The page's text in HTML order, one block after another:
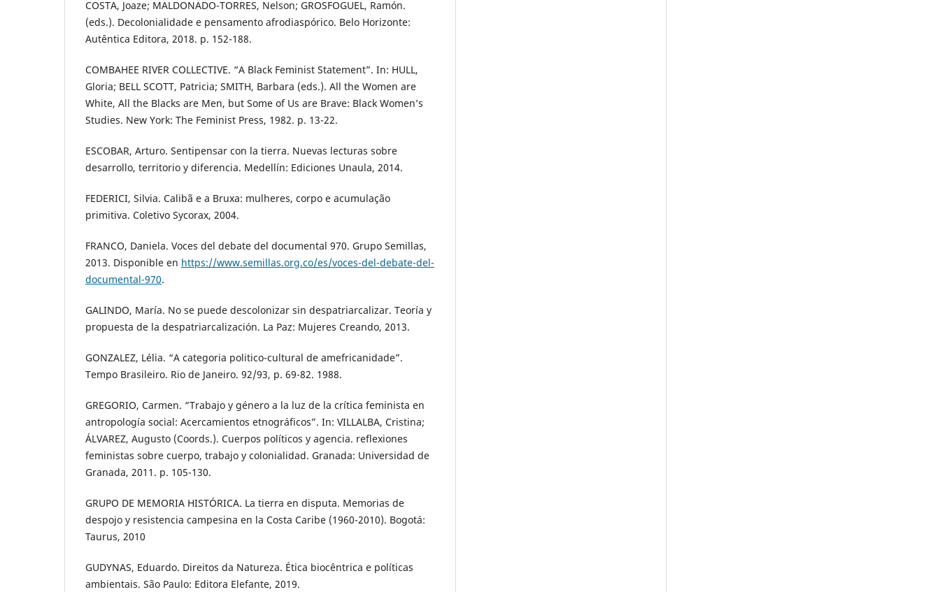
COSTA, Joaze; MALDONADO-TORRES, Nelson; GROSFOGUEL, Ramón.
(eds.). Decolonialidade e pensamento afrodiaspórico. Belo Horizonte:
Autêntica Editora, 2018. p. 152-188.
COMBAHEE RIVER COLLECTIVE. “A Black Feminist Statement”. In: HULL,
Gloria; BELL SCOTT, Patricia; SMITH, Barbara (eds.). All the Women are
White, All the Blacks are Men, but Some of Us are Brave: Black Women’s
Studies. New York: The Feminist Press, 1982. p. 13-22.
ESCOBAR, Arturo. Sentipensar con la tierra. Nuevas lecturas sobre
desarrollo, territorio y diferencia. Medellín: Ediciones Unaula, 2014.
FEDERICI, Silvia. Calibã e a Bruxa: mulheres, corpo e acumulação
primitiva. Coletivo Sycorax, 2004.
FRANCO, Daniela. Voces del debate del documental 970. Grupo Semillas,
2013. Disponible en https://www.semillas.org.co/es/voces-del-debate-del-
documental-970.
GALINDO, María. No se puede descolonizar sin despatriarcalizar. Teoría y
propuesta de la despatriarcalización. La Paz: Mujeres Creando, 2013.
GONZALEZ, Lélia. “A categoria politico-cultural de amefricanidade”.
Tempo Brasileiro. Rio de Janeiro. 92/93, p. 69-82. 1988.
GREGORIO, Carmen. “Trabajo y género a la luz de la crítica feminista en
antropología social: Acercamientos etnográficos”. In: VILLALBA, Cristina;
ÁLVAREZ, Augusto (Coords.). Cuerpos políticos y agencia. reflexiones
feministas sobre cuerpo, trabajo y colonialidad. Granada: Universidad de
Granada, 2011. p. 105-130.
GRUPO DE MEMORIA HISTÓRICA. La tierra en disputa. Memorias de
despojo y resistencia campesina en la Costa Caribe (1960-2010). Bogotá:
Taurus, 2010
GUDYNAS, Eduardo. Direitos da Natureza. Ética biocêntrica e políticas
ambientais. São Paulo: Editora Elefante, 2019.